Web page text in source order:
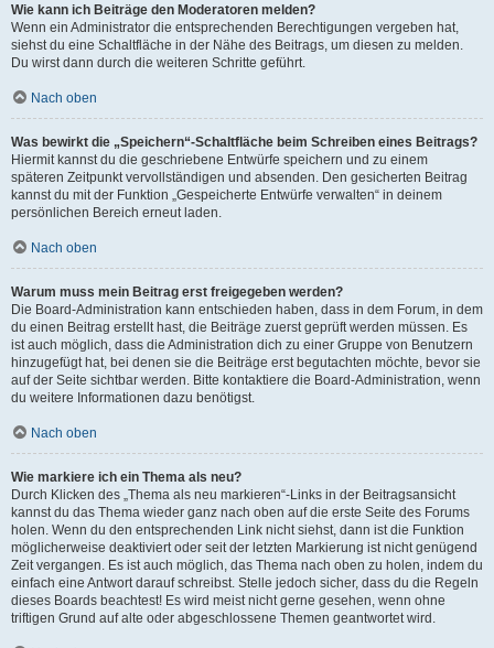
Wie kann ich Beiträge den Moderatoren melden?
Wenn ein Administrator die entsprechenden Berechtigungen vergeben hat,
siehst du eine Schaltfläche in der Nähe des Beitrags, um diesen zu melden.
Du wirst dann durch die weiteren Schritte geführt.
Nach oben
Was bewirkt die „Speichern“-Schaltfläche beim Schreiben eines Beitrags?
Hiermit kannst du die geschriebene Entwürfe speichern und zu einem
späteren Zeitpunkt vervollständigen und absenden. Den gesicherten Beitrag
kannst du mit der Funktion „Gespeicherte Entwürfe verwalten“ in deinem
persönlichen Bereich erneut laden.
Nach oben
Warum muss mein Beitrag erst freigegeben werden?
Die Board-Administration kann entschieden haben, dass in dem Forum, in dem
du einen Beitrag erstellt hast, die Beiträge zuerst geprüft werden müssen. Es
ist auch möglich, dass die Administration dich zu einer Gruppe von Benutzern
hinzugefügt hat, bei denen sie die Beiträge erst begutachten möchte, bevor sie
auf der Seite sichtbar werden. Bitte kontaktiere die Board-Administration, wenn
du weitere Informationen dazu benötigst.
Nach oben
Wie markiere ich ein Thema als neu?
Durch Klicken des „Thema als neu markieren“-Links in der Beitragsansicht
kannst du das Thema wieder ganz nach oben auf die erste Seite des Forums
holen. Wenn du den entsprechenden Link nicht siehst, dann ist die Funktion
möglicherweise deaktiviert oder seit der letzten Markierung ist nicht genügend
Zeit vergangen. Es ist auch möglich, das Thema nach oben zu holen, indem du
einfach eine Antwort darauf schreibst. Stelle jedoch sicher, dass du die Regeln
dieses Boards beachtest! Es wird meist nicht gerne gesehen, wenn ohne
triftigen Grund auf alte oder abgeschlossene Themen geantwortet wird.